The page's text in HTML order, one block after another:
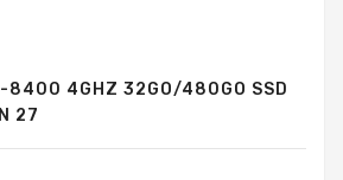
8400 4GHZ 32GO/480GO SSD
27